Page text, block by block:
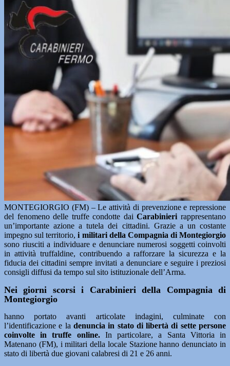
MONTEGIORGIO (FM) – Le attività di prevenzione e repressione
del fenomeno delle truffe condotte daiCarabinieri rappresentano
un’importante azione a tutela dei cittadini. Grazie a un costante
impegno sul territorio,i militari della Compagnia di Montegiorgio
sono riusciti a individuare e denunciare numerosi soggetti coinvolti
in attività truffaldine, contribuendo a rafforzare la sicurezza e la
fiducia dei cittadini sempre invitati a denunciare e seguire i preziosi
consigli diffusi da tempo sul sito istituzionale dell’Arma.
Nei giorni scorsi i Carabinieri della Compagnia di
Montegiorgio
hanno portato avanti articolate indagini, culminate con
l’identificazione e la denuncia in stato di libertà di sette persone
coinvolte in truffe online.In particolare, a Santa Vittoria in
Matenano (FM), i militari della locale Stazione hanno denunciato in
stato di libertà due giovani calabresi di 21 e 26 anni.